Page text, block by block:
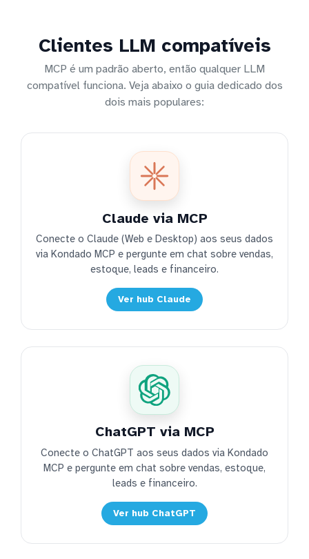
Clientes LLM compatíveis
MCP é um padrão aberto, então qualquer LLM
compatível funciona. Veja abaixo o guia dedicado dos
dois mais populares:
Claude via MCP
Conecte o Claude (Web e Desktop) aos seus dados
via Kondado MCP e pergunte em chat sobre vendas,
estoque, leads e financeiro.
Ver hub Claude
ChatGPT via MCP
Conecte o ChatGPT aos seus dados via Kondado
MCP e pergunte em chat sobre vendas, estoque,
leads e financeiro.
Ver hub ChatGPT